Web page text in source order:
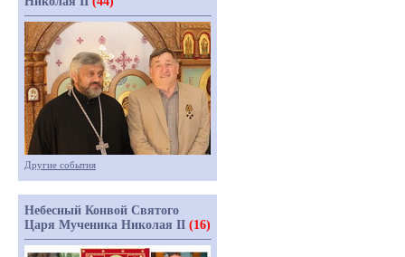
Другие события
Небесный Конвой Святого
Царя Мученика Николая II (16)